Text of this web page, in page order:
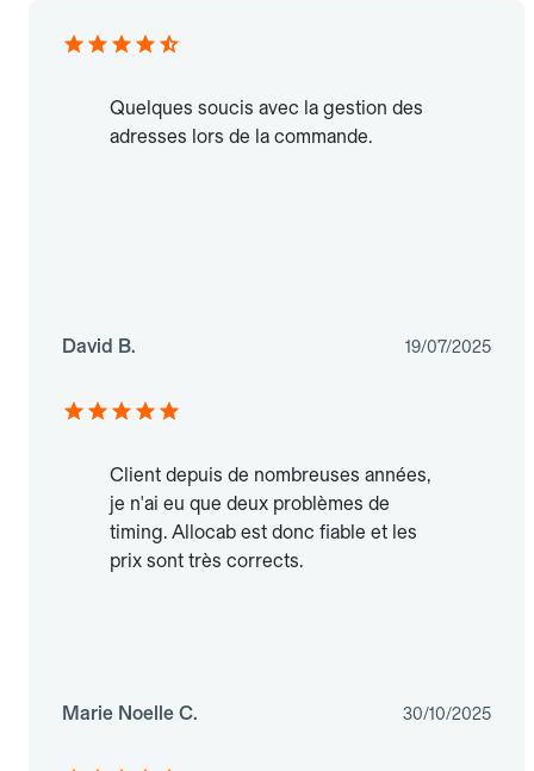
Quelques soucis avec la gestion des
adresses lors de la commande.
David B. 19/07/2025
Client depuis de nombreuses années,
je n'ai eu que deux problèmes de
timing. Allocab est donc fiable et les
prix sont très corrects.
Marie Noelle C. 30/10/2025